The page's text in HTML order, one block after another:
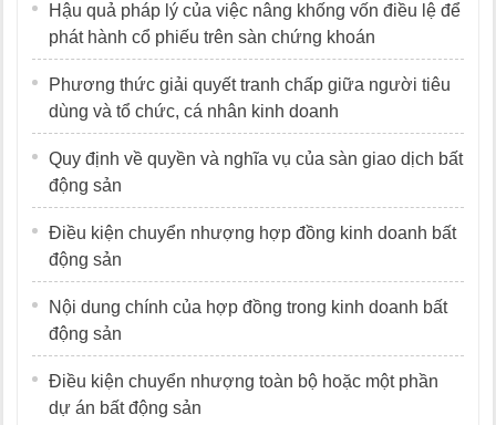
Hậu quả pháp lý của việc nâng khống vốn điều lệ để
phát hành cổ phiếu trên sàn chứng khoán
Phương thức giải quyết tranh chấp giữa người tiêu
dùng và tổ chức, cá nhân kinh doanh
Quy định về quyền và nghĩa vụ của sàn giao dịch bất
động sản
Điều kiện chuyển nhượng hợp đồng kinh doanh bất
động sản
Nội dung chính của hợp đồng trong kinh doanh bất
động sản
Điều kiện chuyển nhượng toàn bộ hoặc một phần
dự án bất động sản